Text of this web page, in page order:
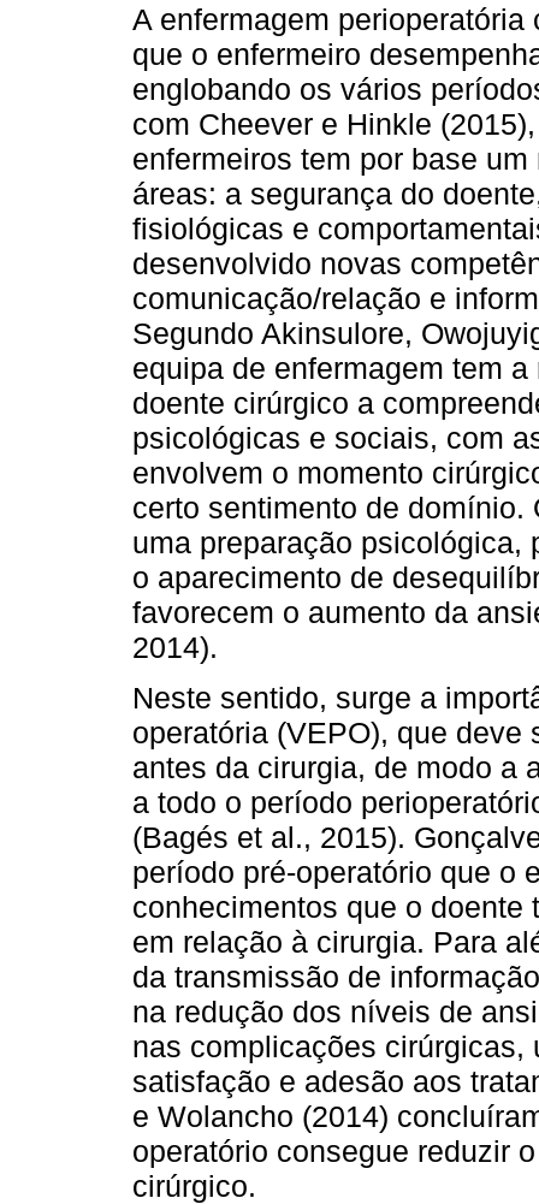
A enfermagem
que o enfermeiro
englobando os vários
com Cheever e Hinkle
enfermeiros tem por base
áreas: a segurança do
fisiológicas e
desenvolvido novas
comunicação/relação e
Segundo Akinsulore,
equipa de enfermagem tem
doente cirúrgico a
psicológicas e sociais, com
envolvem o momento
certo sentimento de
uma preparação psicológica,
o aparecimento de
favorecem o aumento da
2014).
Neste sentido, surge a
operatória (VEPO), que
antes da cirurgia, de modo a
a todo o período
(Bagés et al., 2015).
período pré-operatório que o
conhecimentos que o
em relação à cirurgia. Para
da transmissão de
na redução dos níveis de
nas complicações
satisfação e adesão aos
e Wolancho (2014)
operatório consegue reduzir
cirúrgico.